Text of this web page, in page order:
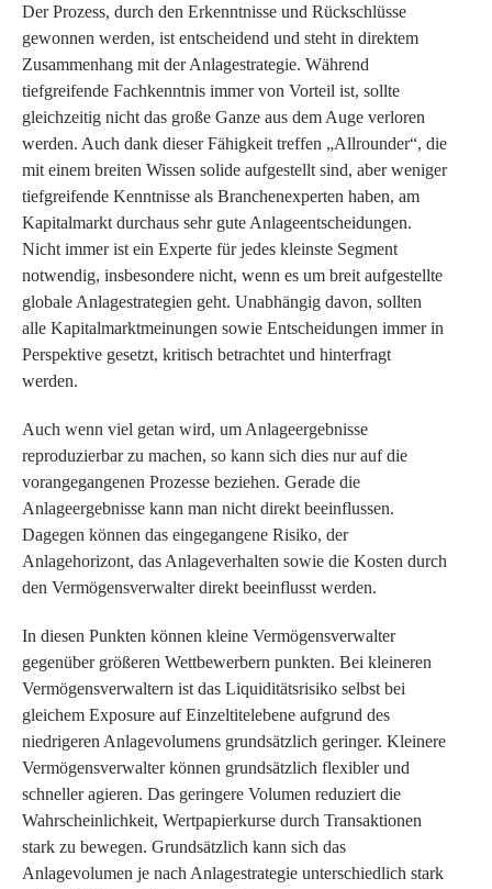
Der Prozess, durch den Erkenntnisse und Rückschlüsse
gewonnen werden, ist entscheidend und steht in direktem
Zusammenhang mit der Anlagestrategie. Während
tiefgreifende Fachkenntnis immer von Vorteil ist, sollte
gleichzeitig nicht das große Ganze aus dem Auge verloren
werden. Auch dank dieser Fähigkeit treffen „Allrounder“, die
mit einem breiten Wissen solide aufgestellt sind, aber weniger
tiefgreifende Kenntnisse als Branchenexperten haben, am
Kapitalmarkt durchaus sehr gute Anlageentscheidungen.
Nicht immer ist ein Experte für jedes kleinste Segment
notwendig, insbesondere nicht, wenn es um breit aufgestellte
globale Anlagestrategien geht. Unabhängig davon, sollten
alle Kapitalmarktmeinungen sowie Entscheidungen immer in
Perspektive gesetzt, kritisch betrachtet und hinterfragt
werden.
Auch wenn viel getan wird, um Anlageergebnisse
reproduzierbar zu machen, so kann sich dies nur auf die
vorangegangenen Prozesse beziehen. Gerade die
Anlageergebnisse kann man nicht direkt beeinflussen.
Dagegen können das eingegangene Risiko, der
Anlagehorizont, das Anlageverhalten sowie die Kosten durch
den Vermögensverwalter direkt beeinflusst werden.
In diesen Punkten können kleine Vermögensverwalter
gegenüber größeren Wettbewerbern punkten. Bei kleineren
Vermögensverwaltern ist das Liquiditätsrisiko selbst bei
gleichem Exposure auf Einzeltitelebene aufgrund des
niedrigeren Anlagevolumens grundsätzlich geringer. Kleinere
Vermögensverwalter können grundsätzlich flexibler und
schneller agieren. Das geringere Volumen reduziert die
Wahrscheinlichkeit, Wertpapierkurse durch Transaktionen
stark zu bewegen. Grundsätzlich kann sich das
Anlagevolumen je nach Anlagestrategie unterschiedlich stark